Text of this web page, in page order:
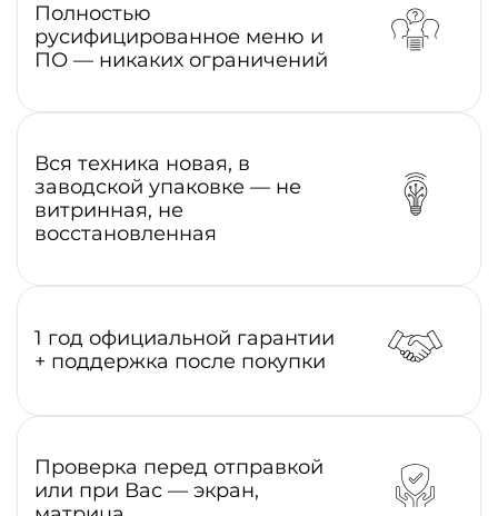
Полностью
русифицированное меню и
ПО — никаких ограничений
Вся техника новая, в
заводской упаковке — не
витринная, не
восстановленная
1 год официальной гарантии
+ поддержка после покупки
Проверка перед отправкой
или при Вас — экран,